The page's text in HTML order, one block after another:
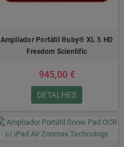
Ampliador Portátil Ruby® XL 5 HD
Freedom Scientific
945,00 €
DETALHES